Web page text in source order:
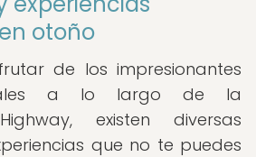
otoño
de los impresionantes
a lo largo de la
existen diversas
que no te puedes